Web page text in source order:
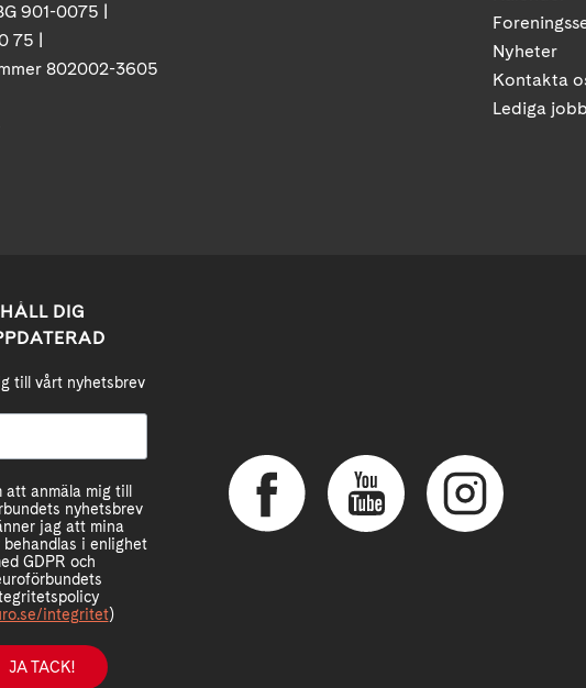
901-0075 |
75 |
802002-3605
Nyheter
Kontakta
Lediga jobb
HÅLL DIG
till vårt nyhetsbrev
att anmäla mig till
nyhetsbrev
jag att mina
behandlas i enlighet
GDPR och
integritet)
JA TACK!